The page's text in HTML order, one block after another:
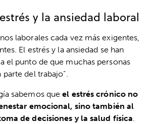
y la ansiedad laboral
laborales cada vez más exigentes,
El estrés y la ansiedad se han
el punto de que muchas personas
del trabajo”.
sabemos queel estrés crónico no
emocional, sino también al
de decisiones y la salud física.